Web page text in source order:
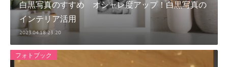
白黒写真のすすめ オシャレ度アップ！白黒写真の
インテリア活用
2023.04.18 23:20
フォトブック